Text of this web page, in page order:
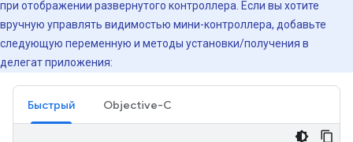
при отображении развернутого контроллера. Если вы хотите
вручную управлять видимостью мини-контроллера, добавьте
следующую переменную и методы установки/получения в
делегат приложения:
Быстрый Objective-C